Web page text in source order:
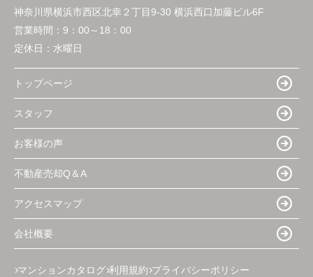
神奈川県横浜市西区北幸２丁目9-30 横浜西口加藤ビル6F
営業時間： 9：00～18：00
定休日： 水曜日
トップページ
スタッフ
お客様の声
不動産売却Q＆A
アクセスマップ
会社概要
マンションカタログ 利用規約 プライバシーポリシー